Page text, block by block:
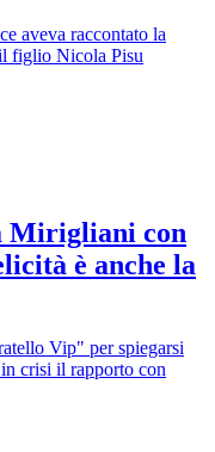
aveva raccontato la
figlio Nicola Pisu
Mirigliani con
è anche la
Vip" per spiegarsi
crisi il rapporto con